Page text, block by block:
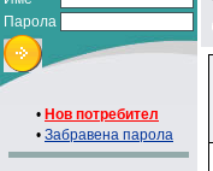
Парола
• Нов потребител
• Забравена парола